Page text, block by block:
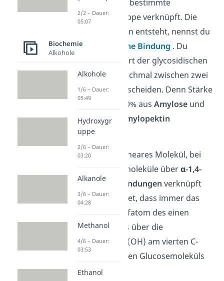
immer über eine bestimmte
funktionelle Gruppe verknüpft. Die
Bindung, die dann entsteht, nennst du
eineglykosidische Bindung . Du
kannst, je nach Art der glycosidischen
Verknüpfung, nochmal zwischen zwei
Molekülen unterscheiden. Denn Stärke
ist meist zu 20-30% aus Amyloseund
zu 70-80% aus
Amylopektin
aufgebaut.
Amylose ist ein lineares Molekül, bei
der die Glucosemoleküle überα-1,4-
glykosidische Bindungen verknüpft
sind. Das bedeutet, dass immer das
erste Kohlenstoffatom des einen
Glucosemoleküls über die
Hydroxygruppe
(OH) am vierten C-
Atom des nächsten Glucosemoleküls
verbunden ist.
2/2 – Dauer:
05:07
Biochemie
Alkohole
Alkohole
1/6 – Dauer:
05:49
Hydroxygr
uppe
2/6 – Dauer:
03:20
Alkanole
3/6 – Dauer:
04:28
Methanol
4/6 – Dauer:
03:53
Ethanol